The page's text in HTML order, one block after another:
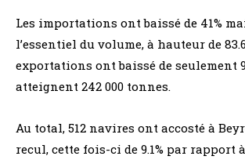
Les importations ont baissé de 41%
l’essentiel du volume, à hauteur de
exportations ont baissé de seulement
atteignent 242 000 tonnes.
Au total, 512 navires ont accosté à
recul, cette fois-ci de 9.1% par rapport à